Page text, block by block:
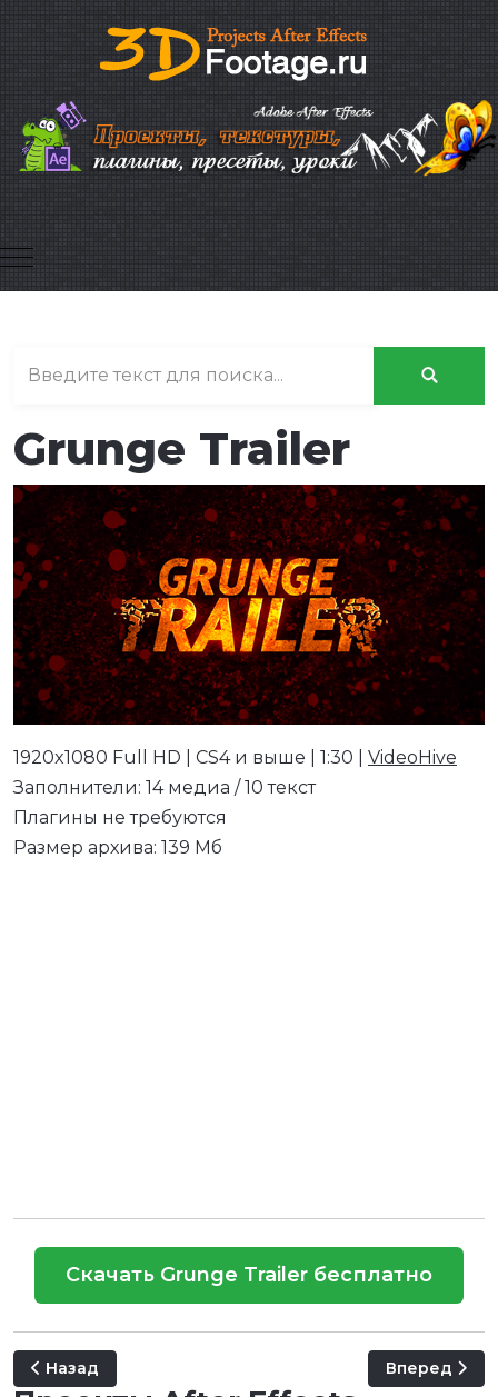
Mobile Menu Toggle
Grunge Trailer
1920x1080 Full HD | CS4 и выше | 1:30 | VideoHive
Заполнители: 14 медиа / 10 текст
Плагины не требуются
Размер архива: 139 Мб
Скачать Grunge Trailer бесплатно
Предыдущий: Destroyerz // Sport Promo
Назад Следующий:
Вперед